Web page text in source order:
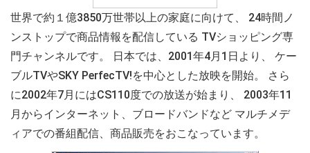
世界で約１億3850万世帯以上の家庭に向けて、 24時間ノ
ンストップで商品情報を配信している TVショッピング専
門チャンネルです。 日本では、2001年4月1日より、 ケー
ブルTVやSKY PerfecTV!を中心とした放映を開始。 さら
に2002年7月にはCS110度での放送が始まり、 2003年11
月からインターネット、ブロードバンドなど マルチメデ
ィアでの番組配信、商品販売をおこなっています。